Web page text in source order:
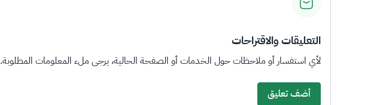
التعليقات والاقتراحات
لأي استفسار أو ملاحظات حول الخدمات أو الصفحة الحالية، يرجى ملء المعلومات المطلوبة.
أضف تعليق